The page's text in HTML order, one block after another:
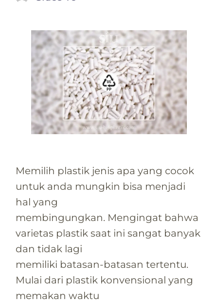
Memilih plastik jenis apa yang cocok
untuk anda mungkin bisa menjadi
hal yang
membingungkan. Mengingat bahwa
varietas plastik saat ini sangat banyak
dan tidak lagi
memiliki batasan-batasan tertentu.
Mulai dari plastik konvensional yang
memakan waktu